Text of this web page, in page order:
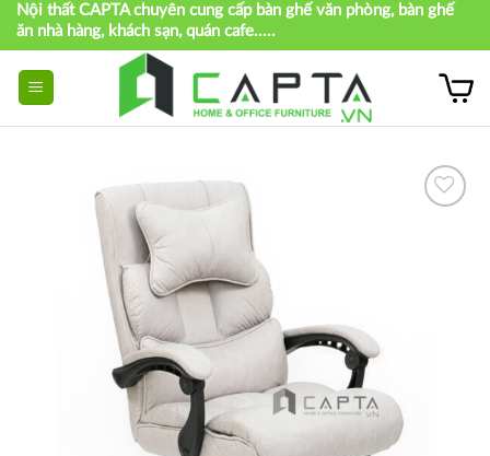
Skip
content
Nội thất CAPTA chuyên cung cấp bàn ghế văn phòng, bàn ghế
ăn nhà hàng, khách sạn, quán cafe.....